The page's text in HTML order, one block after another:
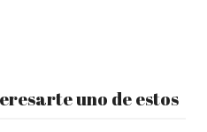
uno de estos